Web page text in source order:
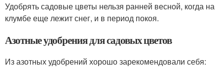
Удобрять садовые цветы нельзя ранней весной, когда на
клумбе еще лежит снег, и в период покоя.
Азотные удобрения для садовых цветов
Из азотных удобрений хорошо зарекомендовали себя: